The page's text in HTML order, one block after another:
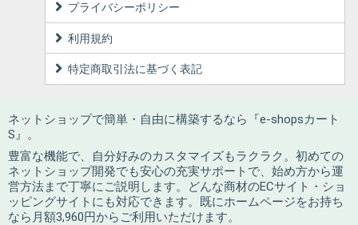
プライバシーポリシー
利用規約
特定商取引法に基づく表記
ネットショップで簡単・自由に構築するなら『e-shopsカート
S』。
豊富な機能で、自分好みのカスタマイズもラクラク。初めての
ネットショップ開発でも安心の充実サポートで、始め方から運
営方法まで丁寧にご説明します。どんな商材のECサイト・ショ
ッピングサイトにも対応できます。既にホームページをお持ち
なら月額3,960円からご利用いただけます。